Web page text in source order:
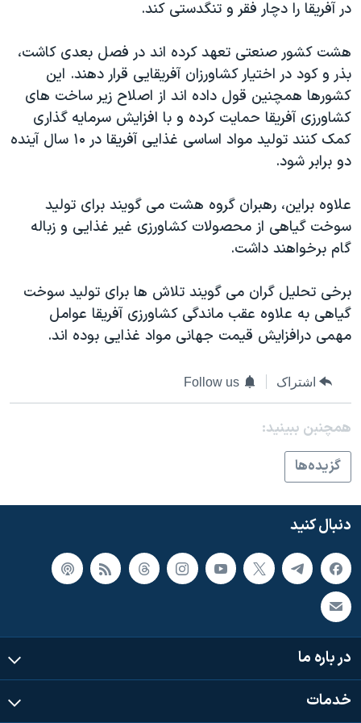
فرهنگ و زندگی
حقوق شهروندی
اقتصادی
علم و فناوری
اسرائیل در جنگ
گالری عکس
مستندها
انتخابات ریاست جمهوری آمریکا ۲۰۲۴
حمله جمهوری اسلامی به اسرائیل
رمز مهسا
ورزش زنان در ایران
اعتراضات زن، زندگی، آزادی
تریبونال مردمی آبان ۹۸
دادگاه حمید نوری
قانون شفافیت دارائی کادر رهبری ایران
اعتراضات مردمی آبان ۹۸
نرگس محمدی برنده جایزه نوبل صلح
همایش محافظه‌کاران آمریکا «سی‌پک»
صفحه‌های ویژه
سفر پرزیدنت ترامپ به چین
دنبال کنید
زبانهای مختلف
در آفریقا را دچار فقر و تنگدستی کند.
هشت کشور صنعتی تعهد کرده اند در فصل بعدی کاشت،
بذر و کود در اختیار کشاورزان آفریقایی قرار دهند. این
کشورها همچنین قول داده اند از اصلاح زیر ساخت های
کشاورزی آفریقا حمایت کرده و با افزایش سرمایه گذاری
کمک کنند تولید مواد اساسی غذایی آفریقا در ۱۰ سال آینده
دو برابر شود.
علاوه براین، رهبران گروه هشت می گویند برای تولید
سوخت گیاهی از محصولات کشاورزی غیر غذایی و زباله
گام برخواهند داشت.
برخی تحلیل گران می گویند تلاش ها برای تولید سوخت
گیاهی به علاوه عقب ماندگی کشاورزی آفریقا عوامل
مهمی درافزایش قیمت جهانی مواد غذایی بوده اند.
اشتراک Follow us
همچنبن ببینید:
گزيده‌ها
دنبال کنید
در باره ما
خدمات